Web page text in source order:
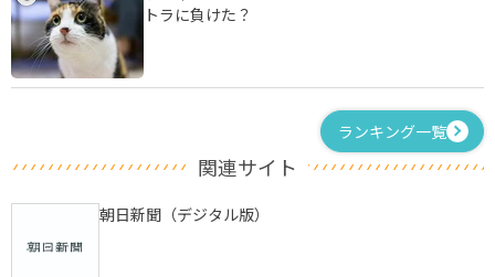
トラに負けた？
ランキング一覧
関連サイト
朝日新聞（デジタル版）